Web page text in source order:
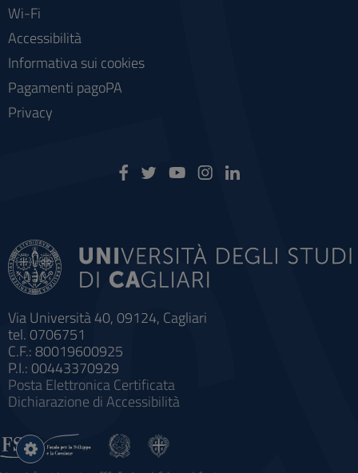
Via Università 40, 09124, Cagliari
tel. 0706751
C.F.: 80019600925
P.I.: 00443370929
Posta Elettronica Certificata
Dichiarazione di Accessibilità
Wi-Fi
Accessibilità
Informativa sui cookies
Pagamenti pagoPA
Privacy
Impostazioni
cookie